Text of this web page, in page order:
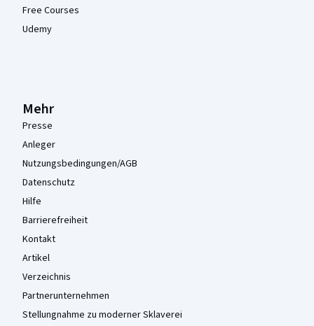
Free Courses
Udemy
Mehr
Presse
Anleger
Nutzungsbedingungen/AGB
Datenschutz
Hilfe
Barrierefreiheit
Kontakt
Artikel
Verzeichnis
Partnerunternehmen
Stellungnahme zu moderner Sklaverei